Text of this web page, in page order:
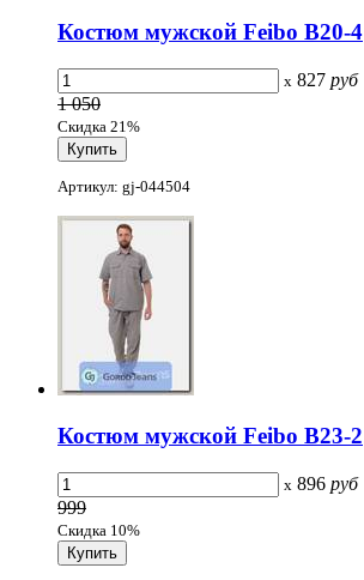
Костюм мужской Feibo B20-4
x 827 руб
1 050
Скидка 21%
Артикул: gj-044504
Костюм мужской Feibo B23-2
x 896 руб
999
Скидка 10%